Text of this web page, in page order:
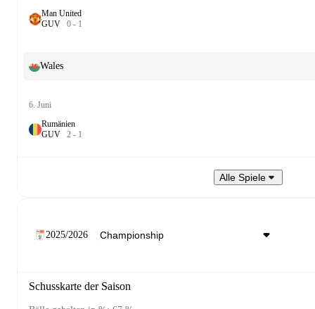
Man United
GUV 0 - 1
Wales
6. Juni
Rumänien
GUV 2 - 1
Alle Spiele
2025/2026
Schusskarte der Saison